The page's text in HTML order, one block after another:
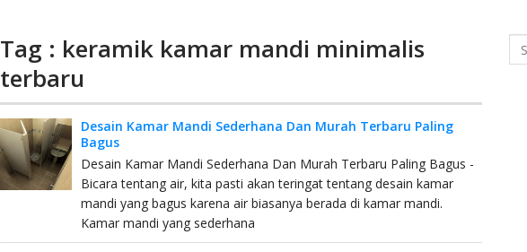
Tag : keramik kamar mandi minimalis
terbaru
Desain Kamar Mandi Sederhana Dan Murah Terbaru Paling
Bagus
Desain Kamar Mandi Sederhana Dan Murah Terbaru Paling Bagus -
Bicara tentang air, kita pasti akan teringat tentang desain kamar
mandi yang bagus karena air biasanya berada di kamar mandi.
Kamar mandi yang sederhana